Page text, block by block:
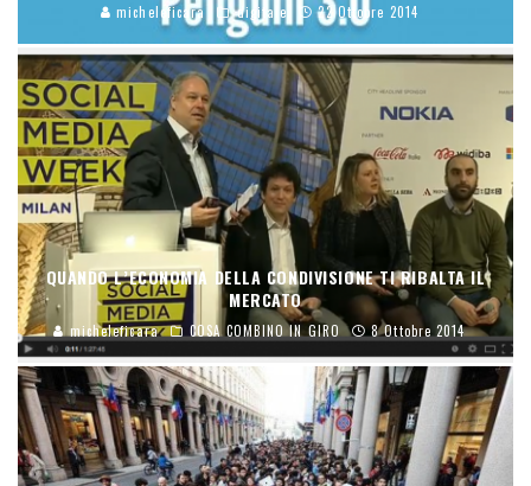
micheleficara digitale 22 Ottobre 2014
QUANDO L’ECONOMIA DELLA CONDIVISIONE TI RIBALTA IL
MERCATO
micheleficara COSA COMBINO IN GIRO 8 Ottobre 2014